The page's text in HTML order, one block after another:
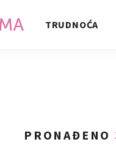
TRUDNOĆA
PRONAĐENO